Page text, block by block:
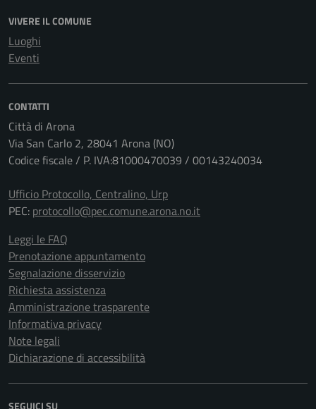
VIVERE IL COMUNE
Luoghi
Eventi
CONTATTI
Città di Arona
Via San Carlo 2, 28041 Arona (NO)
Codice fiscale / P. IVA:81000470039 / 00143240034
Ufficio Protocollo, Centralino, Urp
PEC: protocollo@pec.comune.arona.no.it
Leggi le FAQ
Prenotazione appuntamento
Segnalazione disservizio
Richiesta assistenza
Amministrazione trasparente
Informativa privacy
Note legali
Dichiarazione di accessibilità
SEGUICI SU